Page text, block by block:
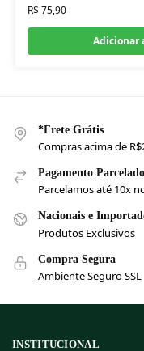
R$75,90
Adicionar
*Frete Grátis
Compras acima de
Pagamento Parcelado
Parcelamos até 10x
Nacionais e
Produtos Exclusivos
Compra Segura
Ambiente Seguro SSL
INSTITUCIONAL